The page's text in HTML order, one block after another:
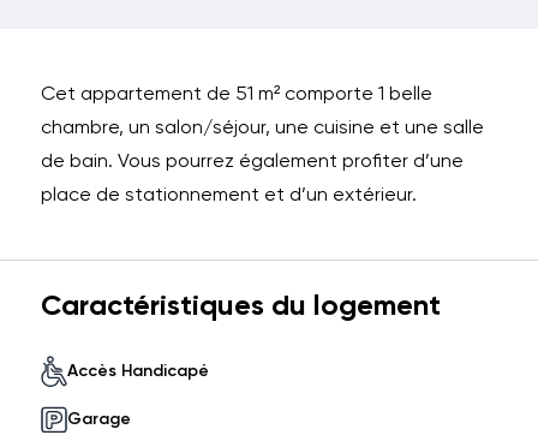
Cet appartement de 51 m² comporte 1 belle
chambre, un salon/séjour, une cuisine et une salle
de bain. Vous pourrez également profiter d’une
place de stationnement et d’un extérieur.
Caractéristiques du logement
Accès Handicapé
Garage